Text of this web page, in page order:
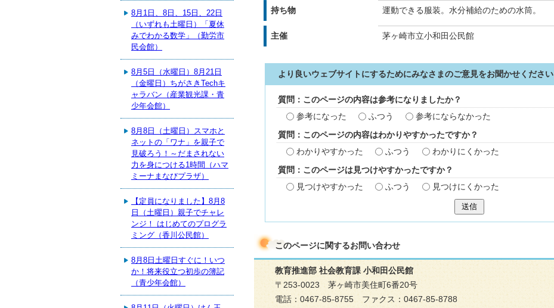
持ち物 運動できる服装。水分補給のための水筒。
主催 茅ヶ崎市立小和田公民館
より良いウェブサイトにするためにみなさまのご意見をお聞かせください
質問：このページの内容は参考になりましたか？
参考になった
ふつう 参考にならなかった
質問：このページの内容はわかりやすかったですか？
わかりやすかった
ふつう わかりにくかった
質問：このページは見つけやすかったですか？
見つけやすかった
ふつう 見つけにくかった
送信
このページに関するお問い合わせ
教育推進部 社会教育課 小和田公民館
〒253-0023 茅ヶ崎市美住町6番20号
電話：0467-85-8755 ファクス：0467-85-8788
8月1日、8日、15日、22日
（いずれも土曜日）「夏休
みでわかる数学」（勤労市
民会館）
8月5日（水曜日）8月21日
（金曜日）ちがさきTechキ
ャラバン（産業観光課・青
少年会館）
8月8日（土曜日）スマホと
ネットの「ワナ」を親子で
見破ろう！～だまされない
力を身につける1時間（ハマ
ミーナまなびプラザ）
【定員になりました】8月8
日（土曜日）親子でチャレ
ンジ！ はじめてのプログラ
ミング（香川公民館）
8月8日土曜日すぐに！いつ
か！将来役立つ初歩の簿記
（青少年会館）